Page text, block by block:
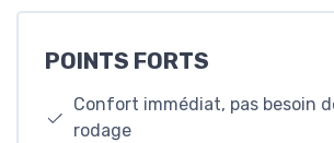
POINTS FORTS
Confort immédiat, pas besoin
rodage